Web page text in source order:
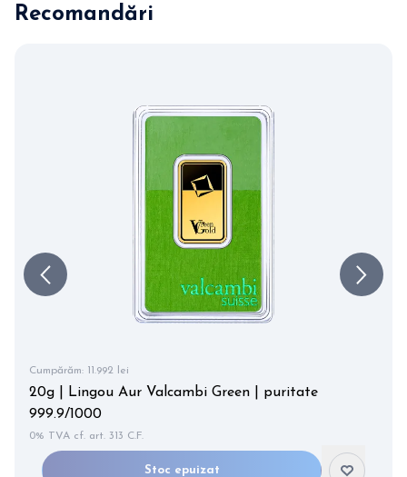
Recomandări
Cumpărăm: 11.992 lei
20g | Lingou Aur Valcambi Green | puritate
999.9/1000
0% TVA cf. art. 313 C.F.
Stoc epuizat